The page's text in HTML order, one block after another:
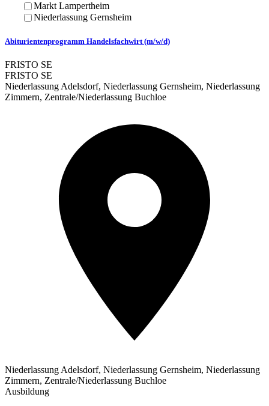
Markt Lampertheim
Niederlassung Gernsheim
Abiturientenprogramm Handelsfachwirt (m/w/d)
FRISTO SE
FRISTO SE
Niederlassung Adelsdorf, Niederlassung Gernsheim, Niederlassung
Zimmern, Zentrale/Niederlassung Buchloe
Niederlassung Adelsdorf, Niederlassung Gernsheim, Niederlassung
Zimmern, Zentrale/Niederlassung Buchloe
Ausbildung